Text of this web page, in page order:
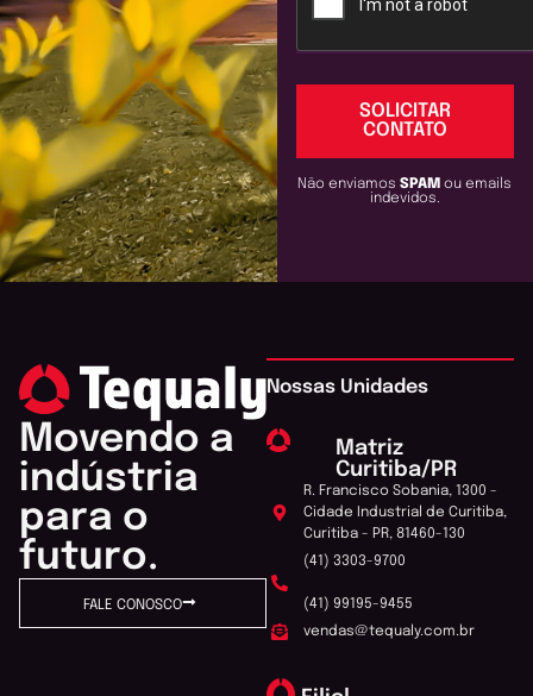
SOLICITAR
CONTATO
Não enviamosSPAMou emails
indevidos.
Movendo a
indústria
para o
futuro.
FALE CONOSCO
Nossas Unidades
Matriz
Curitiba/PR
R. Francisco Sobania, 1300 -
Cidade Industrial de Curitiba,
Curitiba - PR, 81460-130
(41) 3303-9700
(41) 99195-9455
vendas@tequaly.com.br